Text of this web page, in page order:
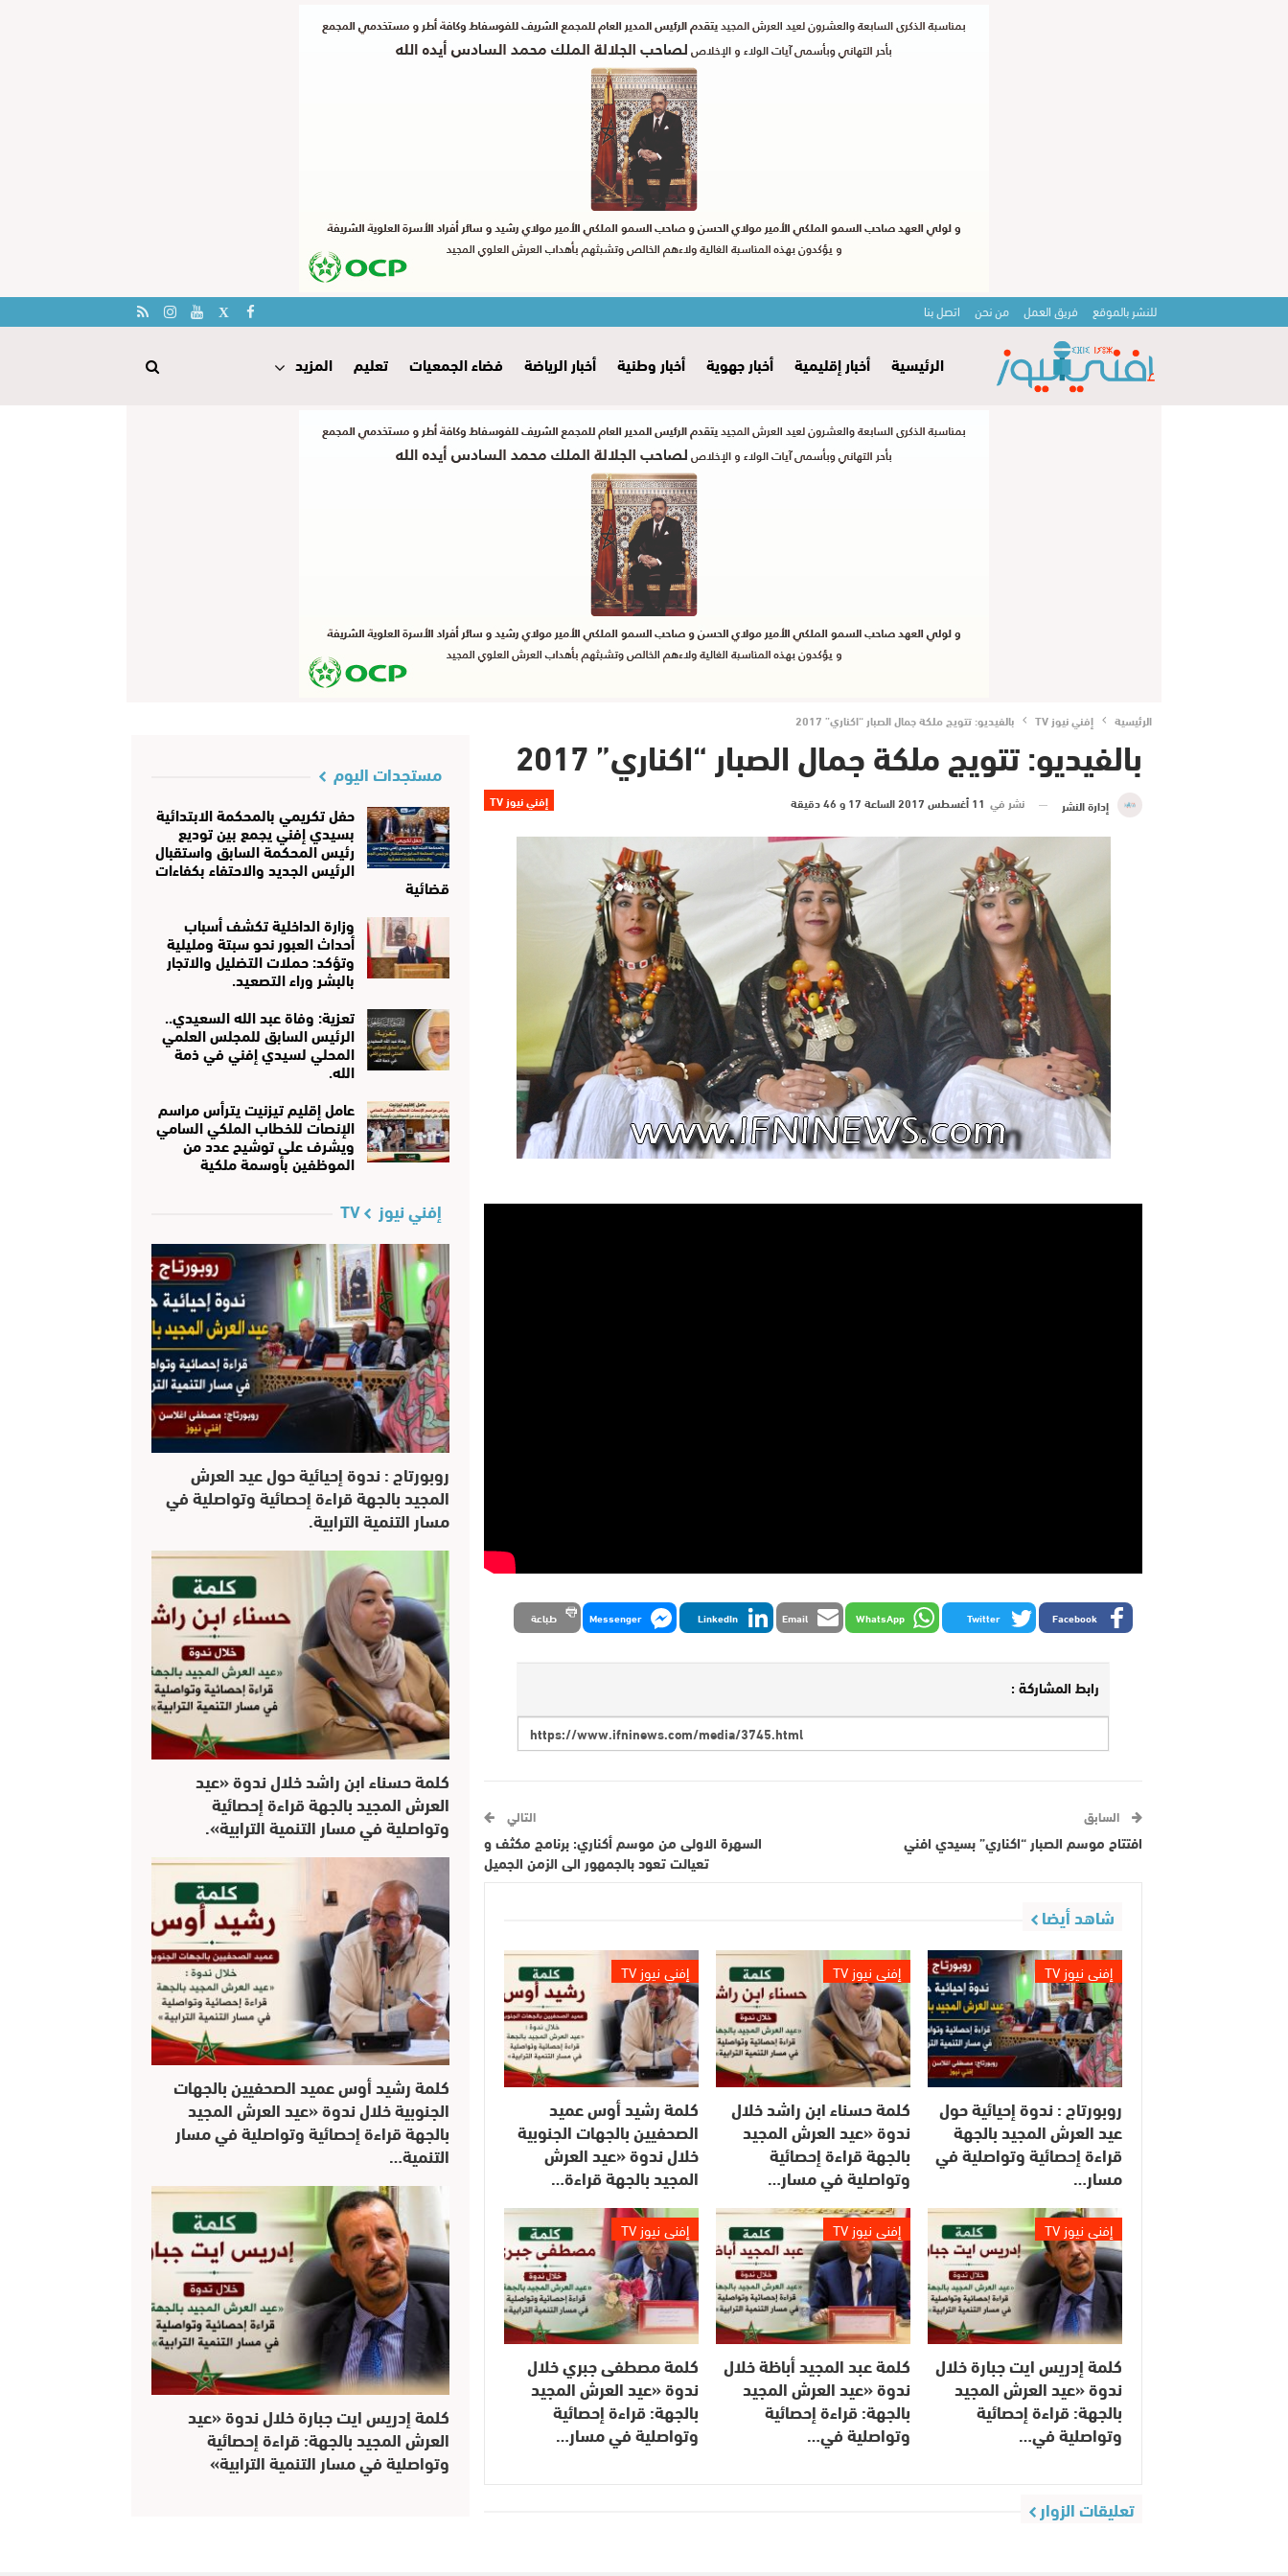
للنشر بالموقع فريق العمل من نحن اتصل بنا
الرئيسية أخبار إقليمية أخبار جهوية أخبار وطنية أخبار الرياضة فضاء الجمعيات تعليم المزيد
الرئيسية إفني نيوز TV بالفيديو: تتويج ملكة جمال الصبار “اكناري” 2017
بالفيديو: تتويج ملكة جمال الصبار “اكناري” 2017
إفني نيوز TV إدارة النشر نشر في 11 أغسطس 2017 الساعة 17 و 46 دقيقة
Facebook
Twitter
WhatsApp
Email
LinkedIn
Messenger طباعة
رابط المشاركة :
السابق
افتتاح موسم الصبار “اكناري” بسيدي افني
التالي
السهرة الاولى من موسم أكناري: برنامج مكثف و
تعيالت تعود بالجمهور الى الزمن الجميل
شاهد أيضا
إفني نيوز TV
روبورتاج : ندوة إحيائية حول
عيد العرش المجيد بالجهة
قراءة إحصائية وتواصلية في
مسار…
إفني نيوز TV
كلمة حسناء ابن راشد خلال
ندوة «عيد العرش المجيد
بالجهة قراءة إحصائية
وتواصلية في مسار…
إفني نيوز TV
كلمة رشيد أوس عميد
الصحفيين بالجهات الجنوبية
خلال ندوة «عيد العرش
المجيد بالجهة قراءة…
إفني نيوز TV
كلمة إدريس ايت جبارة خلال
ندوة «عيد العرش المجيد
بالجهة: قراءة إحصائية
وتواصلية في…
إفني نيوز TV
كلمة عبد المجيد أباظة خلال
ندوة «عيد العرش المجيد
بالجهة: قراءة إحصائية
وتواصلية في…
إفني نيوز TV
كلمة مصطفى جبري خلال
ندوة «عيد العرش المجيد
بالجهة: قراءة إحصائية
وتواصلية في مسار…
تعليقات الزوار
مستجدات اليوم
حفل تكريمي بالمحكمة الابتدائية
بسيدي إفني يجمع بين توديع
رئيس المحكمة السابق واستقبال
الرئيس الجديد والاحتفاء بكفاءات
قضائية
وزارة الداخلية تكشف أسباب
أحداث العبور نحو سبتة ومليلية
وتؤكد: حملات التضليل والاتجار
بالبشر وراء التصعيد.
تعزية: وفاة عبد الله السعيدي..
الرئيس السابق للمجلس العلمي
المحلي لسيدي إفني في ذمة
الله.
عامل إقليم تيزنيت يترأس مراسم
الإنصات للخطاب الملكي السامي
ويشرف على توشيح عدد من
الموظفين بأوسمة ملكية
إفني نيوز TV
روبورتاج : ندوة إحيائية حول عيد العرش
المجيد بالجهة قراءة إحصائية وتواصلية في
مسار التنمية الترابية.
كلمة حسناء ابن راشد خلال ندوة «عيد
العرش المجيد بالجهة قراءة إحصائية
وتواصلية في مسار التنمية الترابية».
كلمة رشيد أوس عميد الصحفيين بالجهات
الجنوبية خلال ندوة «عيد العرش المجيد
بالجهة قراءة إحصائية وتواصلية في مسار
التنمية…
كلمة إدريس ايت جبارة خلال ندوة «عيد
العرش المجيد بالجهة: قراءة إحصائية
وتواصلية في مسار التنمية الترابية»